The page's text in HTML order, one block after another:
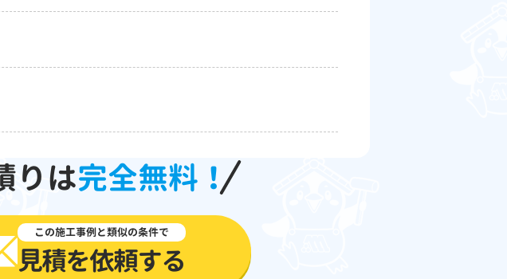
りは完全無料！
この施工事例と類似の条件で
見積を依頼する